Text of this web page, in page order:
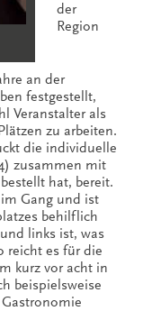
der
Region
an der
festgestellt,
Veranstalter als
zu arbeiten.
die individuelle
zusammen mit
hat, bereit.
Gang und ist
behilflich
links ist, was
reicht es für die
kurz vor acht in
beispielsweise